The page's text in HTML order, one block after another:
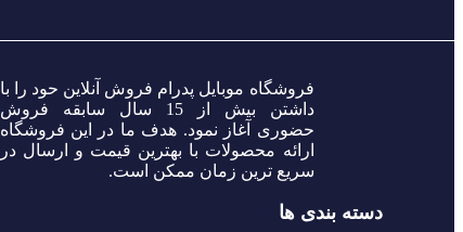
فروشگاه موبایل پدرام فروش آنلاین حود را با
داشتن بیش از 15 سال سابقه فروش
حضوری آغاز نمود. هدف ما در این فروشگاه
ارائه محصولات با بهترین قیمت و ارسال در
سریع ترین زمان ممکن است.
دسته بندی ها